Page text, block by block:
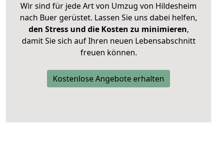
Wir sind für jede Art von Umzug von Hildesheim
nach Buer gerüstet. Lassen Sie uns dabei helfen,
den Stress und die Kosten zu minimieren,
damit Sie sich auf Ihren neuen Lebensabschnitt
freuen können.
Kostenlose Angebote erhalten